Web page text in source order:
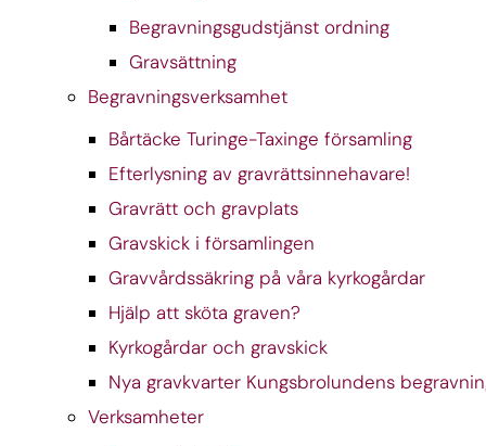
Begravningsgudstjänst ordning
Gravsättning
Begravningsverksamhet
Bårtäcke Turinge-Taxinge församling
Efterlysning av gravrättsinnehavare!
Gravrätt och gravplats
Gravskick i församlingen
Gravvårdssäkring på våra kyrkogårdar
Hjälp att sköta graven?
Kyrkogårdar och gravskick
Nya gravkvarter Kungsbrolundens
Verksamheter